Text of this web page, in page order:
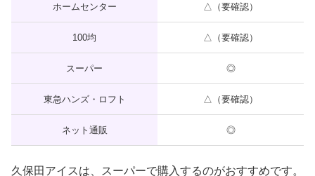
ホームセンター △（要確認）
100均 △（要確認）
スーパー ◎
東急ハンズ・ロフト △（要確認）
ネット通販 ◎
久保田アイスは、スーパーで購入するのがおすすめです。